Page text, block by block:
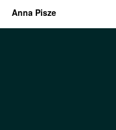
Anna Pisze